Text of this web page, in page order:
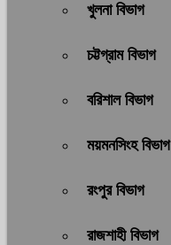
খুলনা বিভাগ
চট্টগ্রাম বিভাগ
বরিশাল বিভাগ
ময়মনসিংহ বিভাগ
রংপুর বিভাগ
রাজশাহী বিভাগ